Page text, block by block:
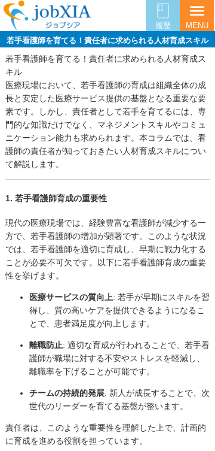
履歴
menu
MENU
若手看護師を育てる！責任者に求められる人材育成スキル
若手看護師を育てる！責任者に求められる人材育成ス
キル
医療現場において、若手看護師の育成は組織全体の成
長と安定した医療サービス提供の基盤となる重要な要
素です。しかし、責任者として若手を育てるには、専
門的な知識だけでなく、マネジメントスキルやコミュ
ニケーション能力も求められます。本コラムでは、看
護師の責任者が知っておきたい人材育成スキルについ
て解説します。
1. 若手看護師育成の重要性
現代の医療現場では、経験豊富な看護師が減少する一
方で、若手看護師の増加が顕著です。このような状況
では、若手看護師を適切に育成し、早期に戦力化する
ことが必要不可欠です。以下に若手看護師育成の重要
性を挙げます。
医療サービスの質向上: 若手が早期にスキルを習
得し、質の高いケアを提供できるようになるこ
とで、患者満足度が向上します。
離職防止: 適切な育成が行われることで、若手看
護師が職場に対する不安やストレスを軽減し、
離職率を下げることが可能です。
チームの持続的発展: 新人が成長することで、次
世代のリーダーを育てる基盤が整います。
責任者は、このような重要性を理解した上で、計画的
に育成を進める役割を担っています。